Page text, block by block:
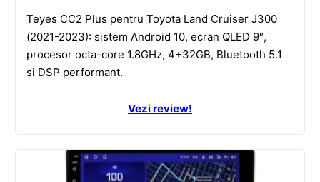
Teyes CC2 Plus pentru Toyota Land Cruiser J300
(2021-2023): sistem Android 10, ecran QLED 9″,
procesor octa-core 1.8GHz, 4+32GB, Bluetooth 5.1
și DSP performant.
Vezi review!